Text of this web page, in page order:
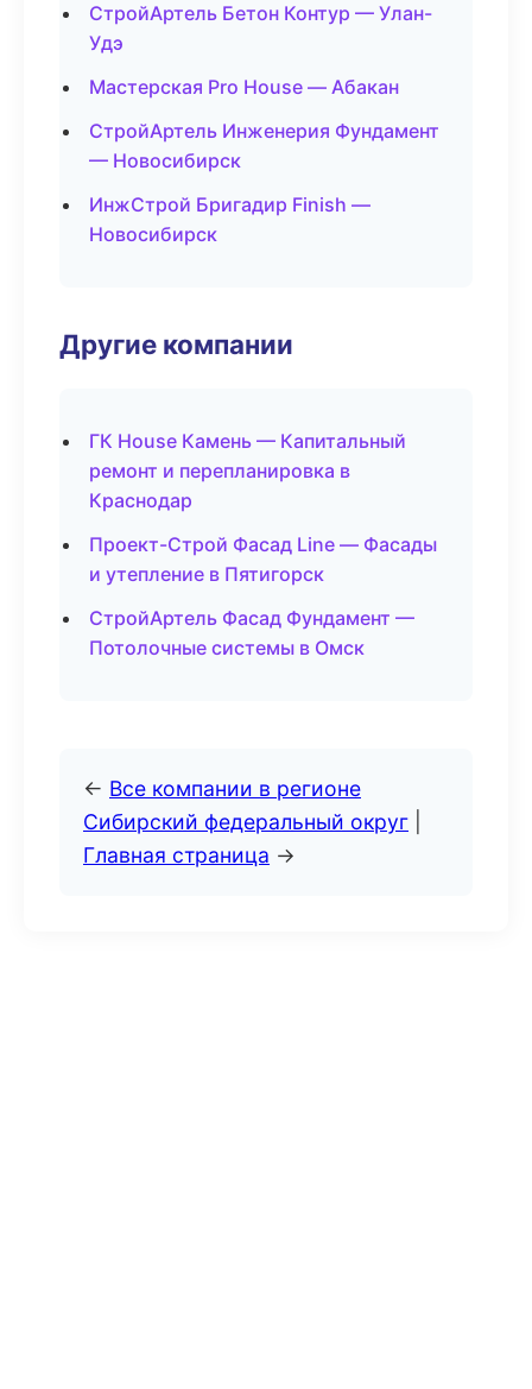
СтройАртель Бетон Контур — Улан-
Удэ
Мастерская Pro House — Абакан
СтройАртель Инженерия Фундамент
— Новосибирск
ИнжСтрой Бригадир Finish —
Новосибирск
Другие компании
ГК House Камень — Капитальный
ремонт и перепланировка в
Краснодар
Проект-Строй Фасад Line — Фасады
и утепление в Пятигорск
СтройАртель Фасад Фундамент —
Потолочные системы в Омск
← Все компании в регионе
Сибирский федеральный округ
Главная страница →